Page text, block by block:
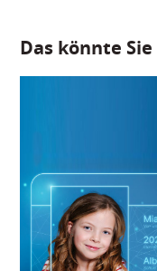
Das könnte